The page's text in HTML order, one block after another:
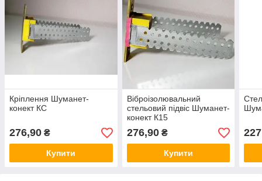
Кріплення Шуманет-
конект КС
276,90 ₴
Купити
Віброізолювальний
стельовий підвіс Шуманет-
конект К15
276,90₴
Купити